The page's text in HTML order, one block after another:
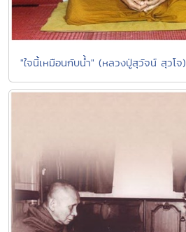
"ใจนี้เหมือนกับน้ำ" (หลวงปู่สุวัจน์ สุวโจ)